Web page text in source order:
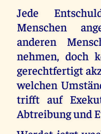
Jede
Menschen
anderen
nehmen, doch
gerechtfertigt
welchen
trifft auf
Abtreibung und